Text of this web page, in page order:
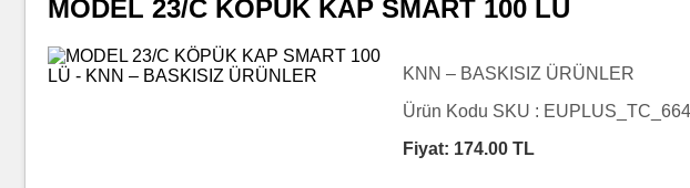
MODEL 23/C KÖPÜK KAP SMART 100 LÜ
KNN – BASKISIZ ÜRÜNLER
Ürün Kodu SKU : EUPLUS_TC_664
Fiyat: 174.00 TL